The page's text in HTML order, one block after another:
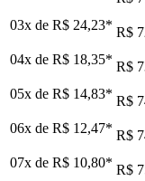
03x de R$ 24,23* R$
04x de R$ 18,35* R$
05x de R$ 14,83* R$
06x de R$ 12,47* R$
07x de R$ 10,80* R$